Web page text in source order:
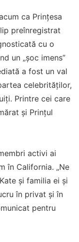
ca Prințesa
preînregistrat
cu o
un „șoc imens”
a fost un val
celebrităților,
Printre cei care
și Prințul
activi ai
în California. „Ne
și familia ei și
în privat și în
pentru